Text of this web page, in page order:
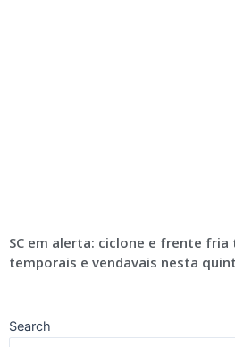
SC em alerta: ciclone e frente fria
temporais e vendavais nesta
Search